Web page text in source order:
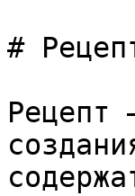
#
Рецепт